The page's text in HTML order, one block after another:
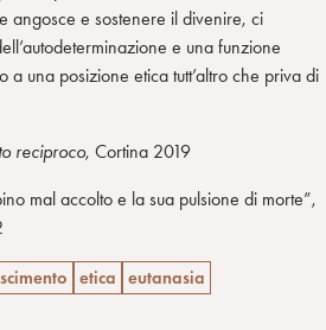
angosce e sostenere il divenire, ci
e una funzione
a una posizione etica tutt’altro che priva di
reciproco, Cortina 2019
mal accolto e la sua pulsione di morte”,
etica eutanasia